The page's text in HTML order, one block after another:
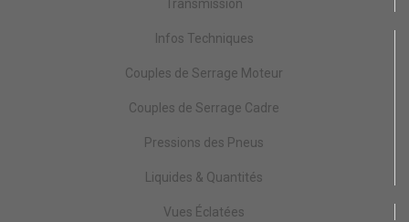
Transmission
Infos Techniques
Couples de Serrage Moteur
Couples de Serrage Cadre
Pressions des Pneus
Liquides & Quantités
Vues Éclatées